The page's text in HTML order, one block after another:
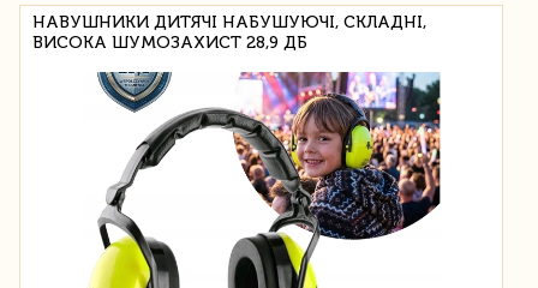
НАВУШНИКИ ДИТЯЧІ НАБУШУЮЧІ, СКЛАДНІ,
ВИСОКА ШУМОЗАХИСТ 28,9 ДБ